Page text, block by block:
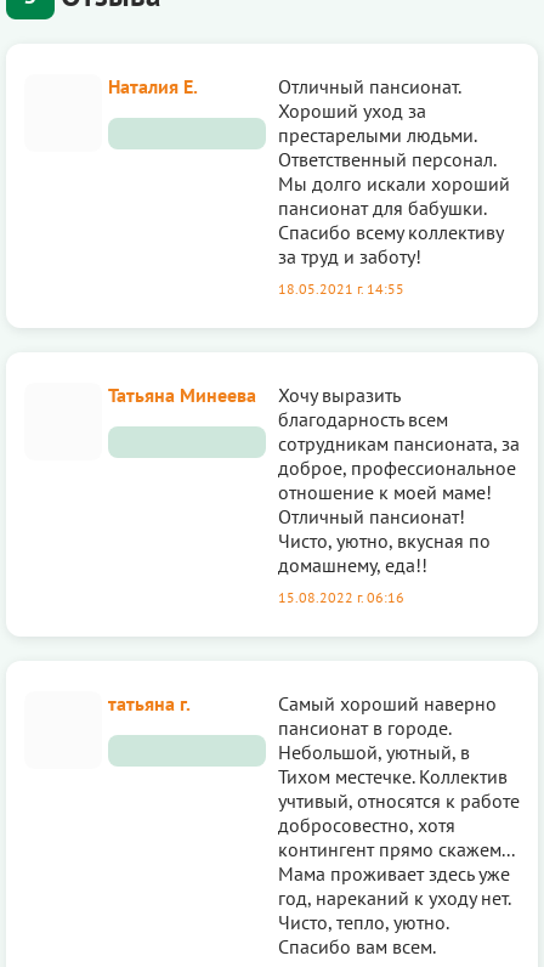
Наталия Е.
Отличный пансионат.
Хороший уход за
престарелыми людьми.
Ответственный персонал.
Мы долго искали хороший
пансионат для бабушки.
Спасибо всему коллективу
за труд и заботу!
18.05.2021 г. 14:55
Татьяна Минеева
Хочу выразить
благодарность всем
сотрудникам пансионата, за
доброе, профессиональное
отношение к моей маме!
Отличный пансионат!
Чисто, уютно, вкусная по
домашнему, еда!!
15.08.2022 г. 06:16
татьяна г.
Самый хороший наверно
пансионат в городе.
Небольшой, уютный, в
Тихом местечке. Коллектив
учтивый, относятся к работе
добросовестно, хотя
контингент прямо скажем...
Мама проживает здесь уже
год, нареканий к уходу нет.
Чисто, тепло, уютно.
Спасибо вам всем.